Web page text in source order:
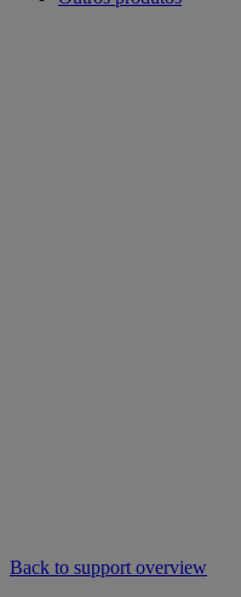
Back to support overview